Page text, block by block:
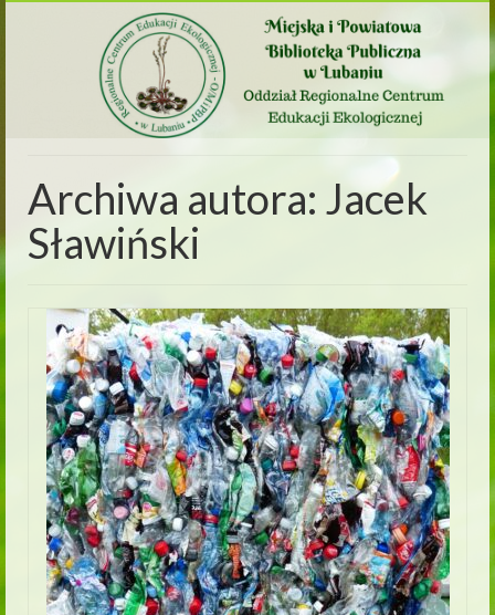
Archiwa autora: Jacek
Sławiński